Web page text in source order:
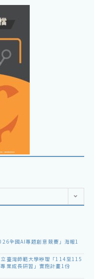
全國AI專題創意競賽」海報1
臺灣師範大學辦理「114至115
業成長研習」實施計畫1份